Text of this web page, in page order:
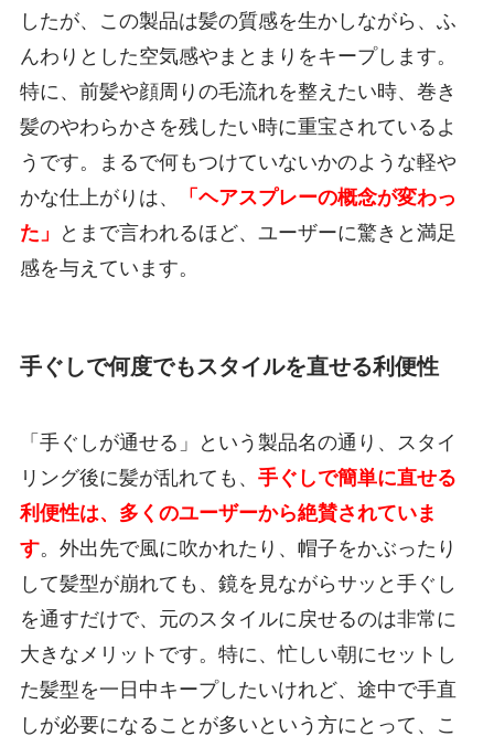
したが、この製品は髪の質感を生かしながら、ふ
んわりとした空気感やまとまりをキープします。
特に、前髪や顔周りの毛流れを整えたい時、巻き
髪のやわらかさを残したい時に重宝されているよ
うです。まるで何もつけていないかのような軽や
かな仕上がりは、
「ヘアスプレーの概念が変わっ
た」
とまで言われるほど、ユーザーに驚きと満足
感を与えています。
手ぐしで何度でもスタイルを直せる利便性
「手ぐしが通せる」という製品名の通り、スタイ
リング後に髪が乱れても、 手ぐしで簡単に直せる
利便性は、多くのユーザーから絶賛されていま
す。外出先で風に吹かれたり、帽子をかぶったり
して髪型が崩れても、鏡を見ながらサッと手ぐし
を通すだけで、元のスタイルに戻せるのは非常に
大きなメリットです。特に、忙しい朝にセットし
た髪型を一日中キープしたいけれど、途中で手直
しが必要になることが多いという方にとって、こ